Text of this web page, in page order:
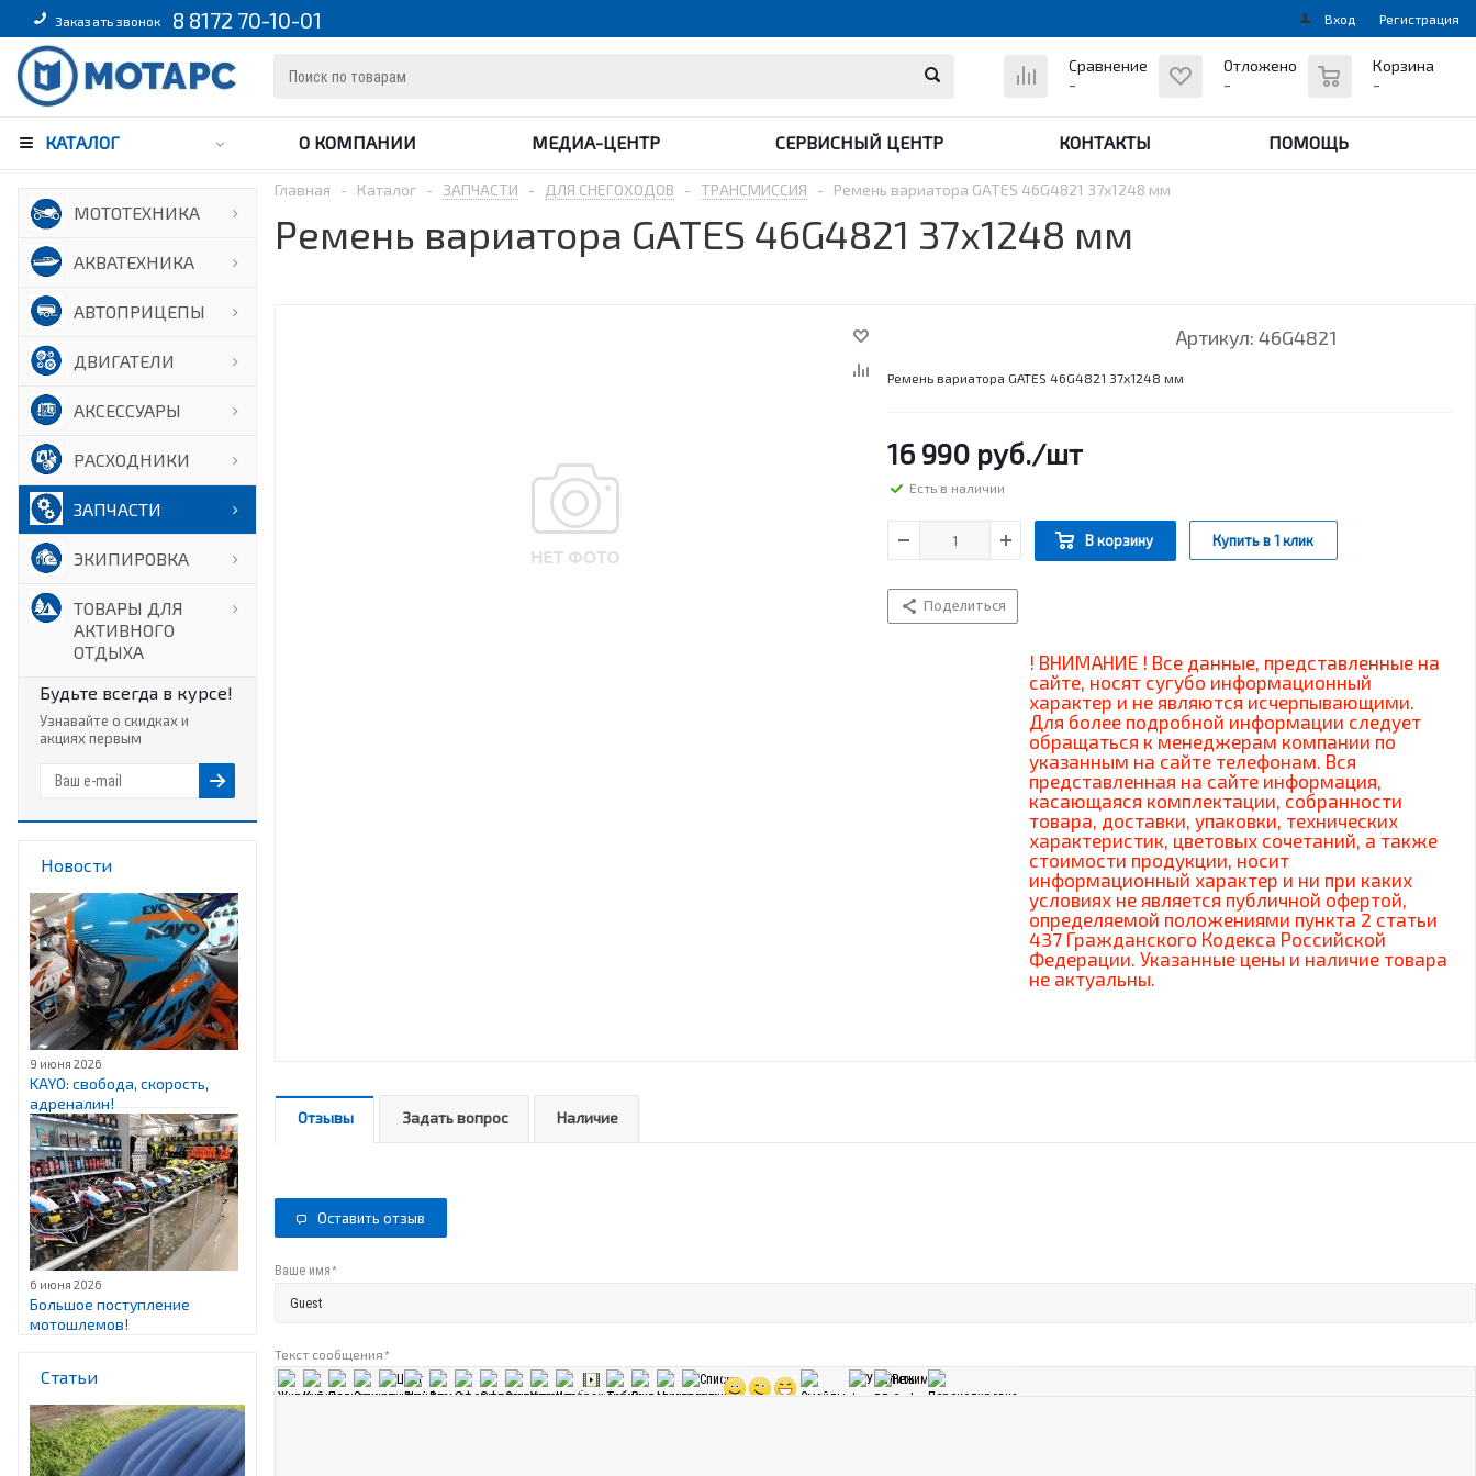
Заказать звонок 8 8172 70-10-01 Вход Регистрация
Сравнение
-
Отложено
-
Корзина
-
КАТАЛОГ О КОМПАНИИ МЕДИА-ЦЕНТР СЕРВИСНЫЙ ЦЕНТР КОНТАКТЫ ПОМОЩЬ
МОТОТЕХНИКА
АКВАТЕХНИКА
АВТОПРИЦЕПЫ
ДВИГАТЕЛИ
АКСЕССУАРЫ
РАСХОДНИКИ
ЗАПЧАСТИ
ЭКИПИРОВКА
ТОВАРЫ ДЛЯ
АКТИВНОГО
ОТДЫХА
Будьте всегда в курсе!
Узнавайте о скидках и
акциях первым
Новости
9 июня 2026
KAYO: свобода, скорость,
адреналин!
6 июня 2026
Большое поступление
мотошлемов!
Статьи
Главная - Каталог - ЗАПЧАСТИ - ДЛЯ СНЕГОХОДОВ - ТРАНСМИССИЯ - Ремень вариатора GATES 46G4821 37х1248 мм
Ремень вариатора GATES 46G4821 37х1248 мм
Артикул: 46G4821
Ремень вариатора GATES 46G4821 37х1248 мм
16 990 руб./шт
Есть в наличии
В корзину Купить в 1 клик
Поделиться
! ВНИМАНИЕ ! Все данные, представленные на
сайте, носят сугубо информационный
характер и не являются исчерпывающими.
Для более подробной информации следует
обращаться к менеджерам компании по
указанным на сайте телефонам. Вся
представленная на сайте информация,
касающаяся комплектации, собранности
товара, доставки, упаковки, технических
характеристик, цветовых сочетаний, а также
стоимости продукции, носит
информационный характер и ни при каких
условиях не является публичной офертой,
определяемой положениями пункта 2 статьи
437 Гражданского Кодекса Российской
Федерации. Указанные цены и наличие товара
не актуальны.
Отзывы Задать вопрос Наличие
Оставить отзыв
Ваше имя*
Текст сообщения*